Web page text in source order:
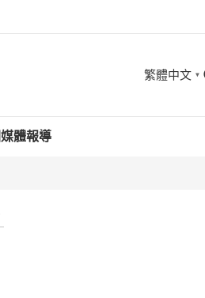
繁體中文 ▼
媒體報導